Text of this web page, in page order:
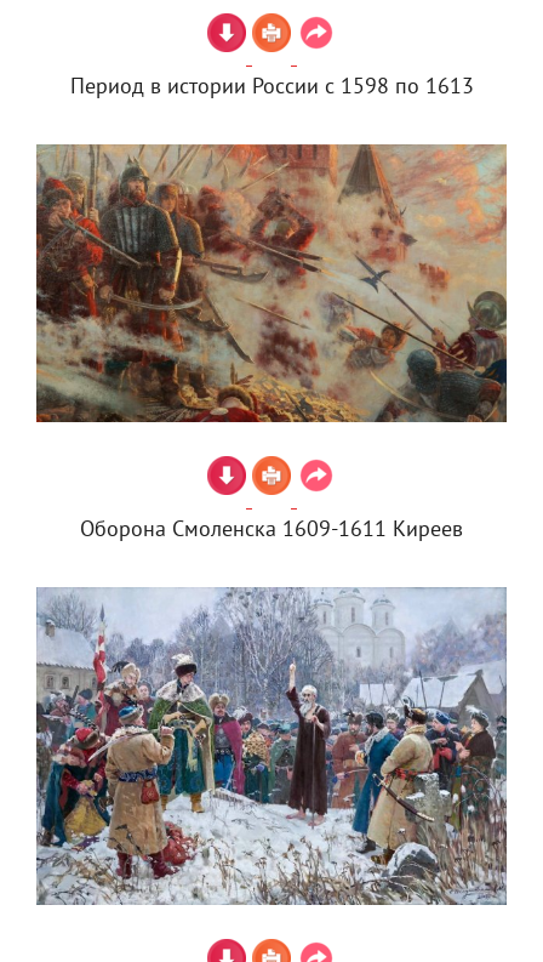
Период в истории России с 1598 по 1613
Оборона Смоленска 1609-1611 Киреев